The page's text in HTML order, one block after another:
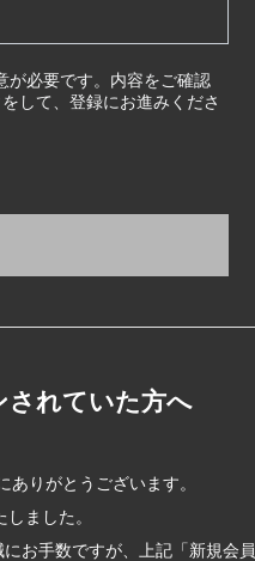
が必要です。内容をご確認
して、登録にお進みくださ
れていた方へ
りがとうございます。
ました。
お手数ですが、上記「新規会員